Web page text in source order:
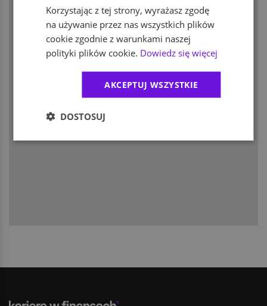
Wrocław
Strzegomska 54A
Korzystając z tej strony, wyrażasz zgodę
na używanie przez nas wszystkich plików
cookie zgodnie z warunkami naszej
polityki plików cookie. Dowiedz się więcej
AKCEPTUJ WSZYSTKIE
DOSTOSUJ